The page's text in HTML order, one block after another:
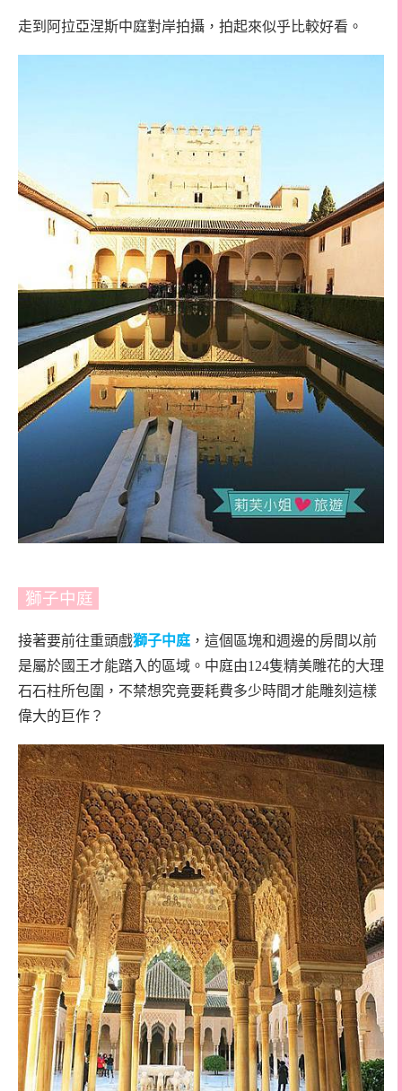
走到阿拉亞涅斯中庭對岸拍攝，拍起來似乎比較好看。
獅子中庭
接著要前往重頭戲獅子中庭，這個區塊和週邊的房間以前
是屬於國王才能踏入的區域。中庭由124隻精美雕花的大理
石石柱所包圍，不禁想究竟要耗費多少時間才能雕刻這樣
偉大的巨作？